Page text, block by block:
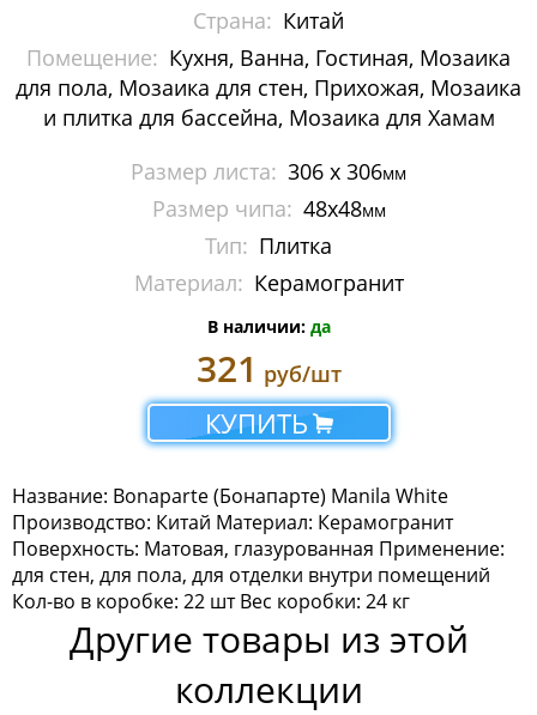
Металлическая мозаика
Мозаика стеклянная с камнем
Растяжки из мозаики
Стеклянная мозаика
Мозаика Caramelle Mosaic
Мозаика Dao
Мозаика Decor-mosaic
Мозаика Irida
Мозаика Keramograd
Мозаика Mir Mosaic
Мозаика NSmosaic
Страна: Китай
Помещение: Кухня, Ванна, Гостиная, Мозаика
для пола, Мозаика для стен, Прихожая, Мозаика
и плитка для бассейна, Мозаика для Хамам
Размер листа: 306 x 306мм
Размер чипа: 48x48мм
Тип: Плитка
Материал: Керамогранит
В наличии: да
321 руб/шт
КУПИТЬ
Название: Bonaparte (Бонапарте) Manila White
Производство: Китай Материал: Керамогранит
Поверхность: Матовая, глазурованная Применение:
для стен, для пола, для отделки внутри помещений
Кол-во в коробке: 22 шт Вес коробки: 24 кг
Другие товары из этой
коллекции